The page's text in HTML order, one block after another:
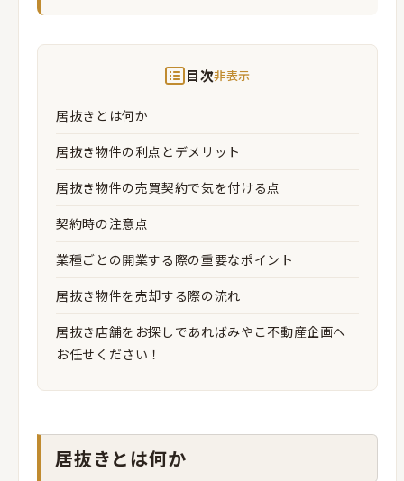
目次非表示
居抜きとは何か
居抜き物件の利点とデメリット
居抜き物件の売買契約で気を付ける点
契約時の注意点
業種ごとの開業する際の重要なポイント
居抜き物件を売却する際の流れ
居抜き店舗をお探しであればみやこ不動産企画へ
お任せください！
居抜きとは何か